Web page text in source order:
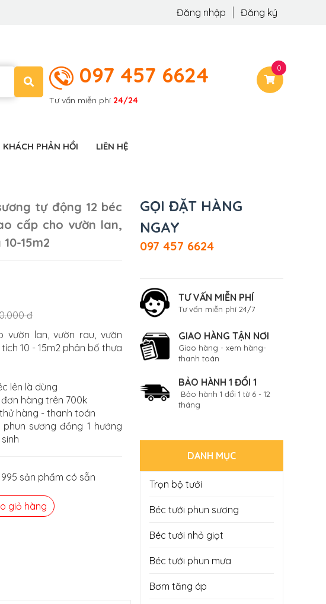
Đăng nhập Đăng ký
097 457 6624
Tư vấn miễn phí 24/24
0
KHÁCH PHẢN HỒI LIÊN HỆ
tự động 12 béc
cấp cho vườn lan,
15m2
đ
vườn lan, vườn rau, vườn
10 - 15m2 phân bố thưa
lên là dùng
hàng trên 700k
hàng - thanh toán
sương đồng 1 hướng
995 sản phẩm có sẵn
giỏ hàng
GỌI ĐẶT HÀNG
NGAY
097 457 6624
TƯ VẤN MIỄN PHÍ
Tư vấn miễn phí 24/7
GIAO HÀNG TẬN NƠI
Giao hàng - xem hàng-
thanh toán
BẢO HÀNH 1 ĐỔI 1
Bảo hành 1 đổi 1 từ 6 - 12
tháng
DANH MỤC
Trọn bộ tưới
Béc tưới phun sương
Béc tưới nhỏ giọt
Béc tưới phun mưa
Bơm tăng áp